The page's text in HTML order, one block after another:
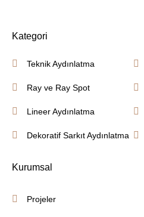
Kategori
Teknik Aydınlatma
Ray ve Ray Spot
Lineer Aydınlatma
Dekoratif Sarkıt Aydınlatma
Kurumsal
Projeler